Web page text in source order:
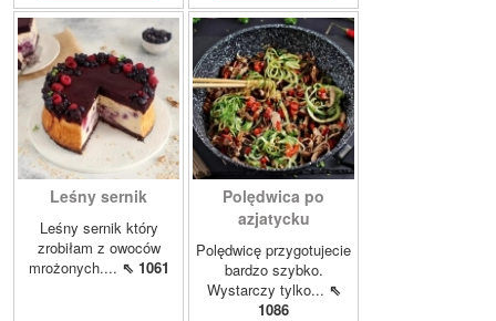
Leśny sernik
Leśny sernik który
zrobiłam z owoców
mrożonych.... ⇖ 1061
Polędwica po
azjatycku
Polędwicę przygotujecie
bardzo szybko.
Wystarczy tylko... ⇖
1086